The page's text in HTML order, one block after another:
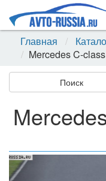
Главная
Mercedes C-
Поиск
Назад